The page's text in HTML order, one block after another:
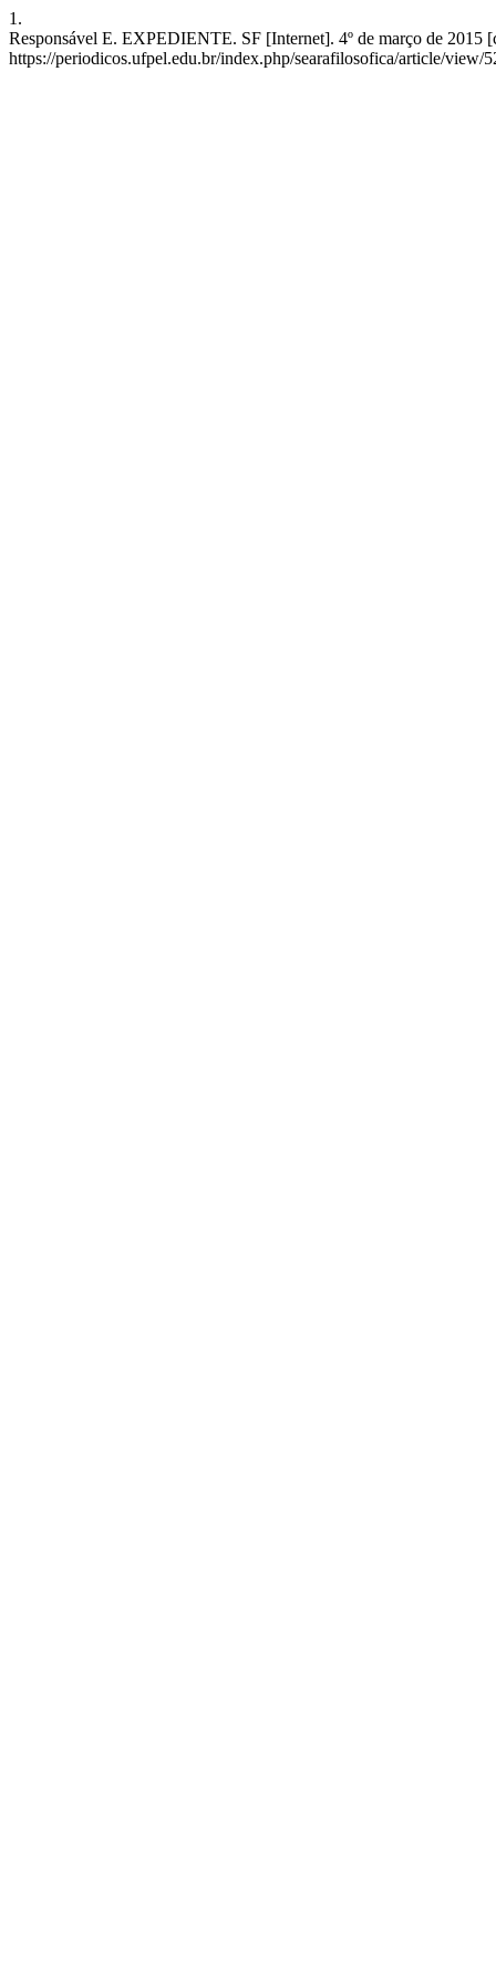
1.
Responsável E. EXPEDIENTE. SF [Internet]. 4º de março de 2015
https://periodicos.ufpel.edu.br/index.php/searafilosofica/article/view/